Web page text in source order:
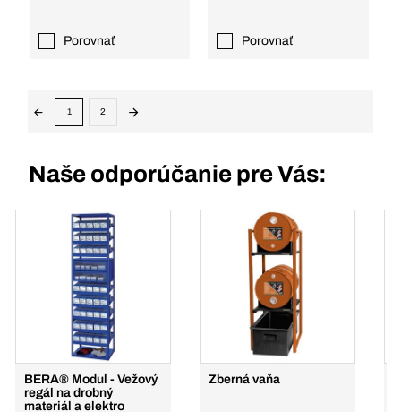
Porovnať Porovnať
1 2
Naše odporúčanie pre Vás:
BERA® Modul - Vežový
regál na drobný
materiál a elektro
Zberná vaňa